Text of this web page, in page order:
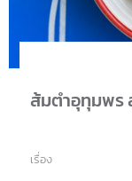
ส้มตำอุทุมพร
เรื่อง